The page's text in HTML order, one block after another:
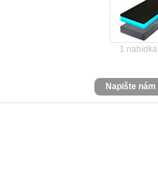
1 nabídka
Napište nám